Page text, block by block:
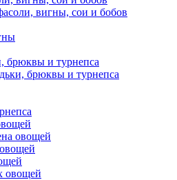
вигны, сои и бобов
брюквы и турнепса
брюквы и турнепса
овощей
овощей